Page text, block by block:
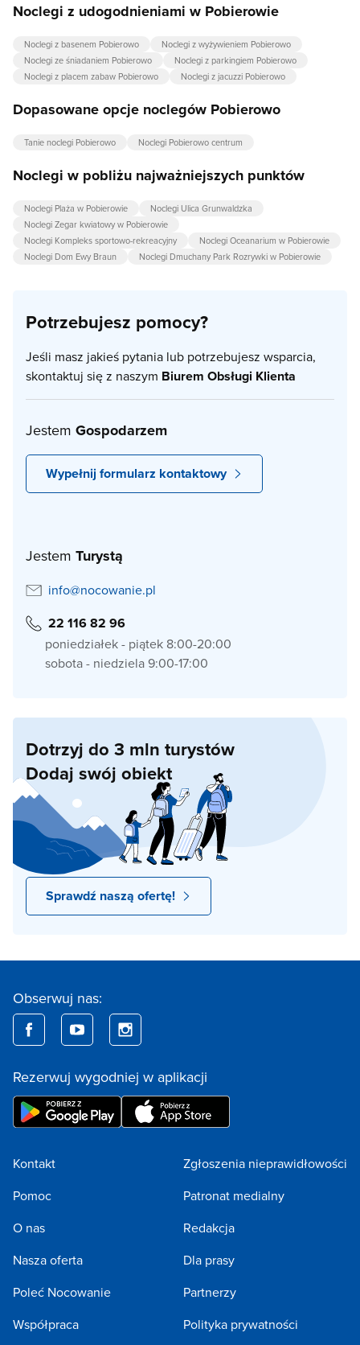
Noclegi z udogodnieniami w Pobierowie
Noclegi z basenem Pobierowo
Noclegi z wyżywieniem Pobierowo
Noclegi ze śniadaniem Pobierowo
Noclegi z parkingiem Pobierowo
Noclegi z placem zabaw Pobierowo
Noclegi z jacuzzi Pobierowo
Dopasowane opcje noclegów Pobierowo
Tanie noclegi Pobierowo Noclegi Pobierowo centrum
Noclegi w pobliżu najważniejszych punktów
Noclegi Plaża w Pobierowie
Noclegi Ulica Grunwaldzka
Noclegi Zegar kwiatowy w Pobierowie
Noclegi Kompleks sportowo-rekreacyjny
Noclegi Oceanarium w Pobierowie
Noclegi Dom Ewy Braun
Noclegi Dmuchany Park Rozrywki w Pobierowie
Potrzebujesz pomocy?
Jeśli masz jakieś pytania lub potrzebujesz wsparcia,
skontaktuj się z naszym Biurem Obsługi Klienta
Jestem Gospodarzem
Wypełnij formularz kontaktowy
Jestem Turystą
info@nocowanie.pl
22 116 82 96
poniedziałek - piątek 8:00-20:00
sobota - niedziela 9:00-17:00
Dotrzyj do 3 mln turystów
Dodaj swój obiekt
Sprawdź naszą ofertę!
Obserwuj nas:
Rezerwuj wygodniej w aplikacji
Kontakt
Pomoc
O nas
Nasza oferta
Poleć Nocowanie
Współpraca
Zgłoszenia nieprawidłowości
Patronat medialny
Redakcja
Dla prasy
Partnerzy
Polityka prywatności